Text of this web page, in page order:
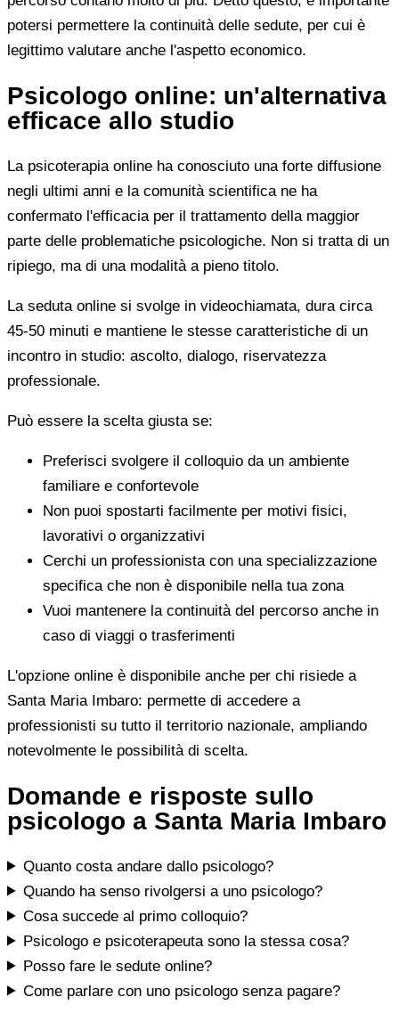
potersi permettere la continuità delle sedute, per cui è
legittimo valutare anche l'aspetto economico.
Psicologo online: un'alternativa
efficace allo studio
La psicoterapia online ha conosciuto una forte diffusione
negli ultimi anni e la comunità scientifica ne ha
confermato l'efficacia per il trattamento della maggior
parte delle problematiche psicologiche. Non si tratta di un
ripiego, ma di una modalità a pieno titolo.
La seduta online si svolge in videochiamata, dura circa
45-50 minuti e mantiene le stesse caratteristiche di un
incontro in studio: ascolto, dialogo, riservatezza
professionale.
Può essere la scelta giusta se:
Preferisci svolgere il colloquio da un ambiente
familiare e confortevole
Non puoi spostarti facilmente per motivi fisici,
lavorativi o organizzativi
Cerchi un professionista con una specializzazione
specifica che non è disponibile nella tua zona
Vuoi mantenere la continuità del percorso anche in
caso di viaggi o trasferimenti
L'opzione online è disponibile anche per chi risiede a
Santa Maria Imbaro: permette di accedere a
professionisti su tutto il territorio nazionale, ampliando
notevolmente le possibilità di scelta.
Domande e risposte sullo
psicologo a Santa Maria Imbaro
Quanto costa andare dallo psicologo?
Quando ha senso rivolgersi a uno psicologo?
Cosa succede al primo colloquio?
Psicologo e psicoterapeuta sono la stessa cosa?
Posso fare le sedute online?
Come parlare con uno psicologo senza pagare?